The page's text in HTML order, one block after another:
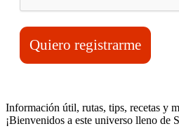
Quiero registrarme
Información útil, rutas, tips, recetas y
¡Bienvenidos a este universo lleno de